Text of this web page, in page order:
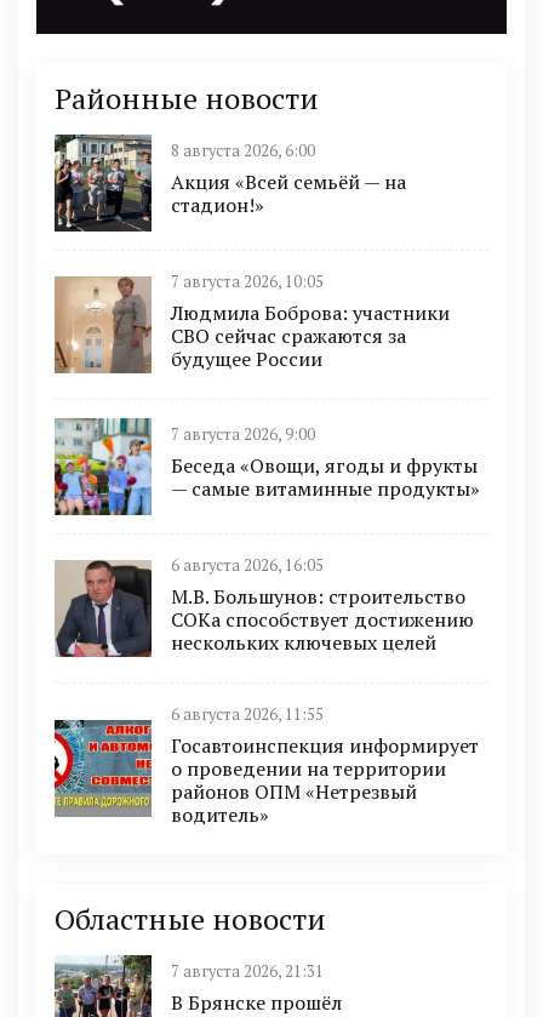
Районные новости
8 августа 2026, 6:00
Акция «Всей семьёй — на
стадион!»
7 августа 2026, 10:05
Людмила Боброва: участники
СВО сейчас сражаются за
будущее России
7 августа 2026, 9:00
Беседа «Овощи, ягоды и фрукты
— самые витаминные продукты»
6 августа 2026, 16:05
М.В. Большунов: строительство
СОКа способствует достижению
нескольких ключевых целей
6 августа 2026, 11:55
Госавтоинспекция информирует
о проведении на территории
районов ОПМ «Нетрезвый
водитель»
Областные новости
7 августа 2026, 21:31
В Брянске прошёл